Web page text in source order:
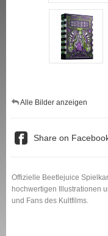
Alle Bilder anzeigen
Share on
Offizielle Beetlejuice
hochwertigen Illustrationen
und Fans des Kultfilms.